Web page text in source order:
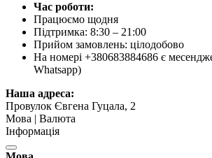
Час роботи:
Працюємо щодня
Підтримка: 8:30 – 21:00
Прийом замовлень: цілодобово
На номері +380683884686 є
Whatsapp)
Наша адреса:
Провулок Євгена Гуцала, 2
Мова | Валюта
Інформація